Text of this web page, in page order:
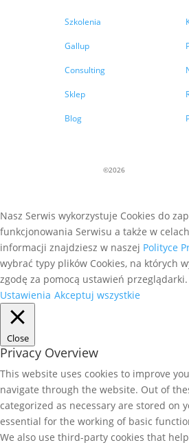
Szkolenia
Gallup
Consulting
Sklep
Blog
Nasz Serwis wykorzystuje Cookies do
funkcjonowania Serwisu a także w
informacji znajdziesz w naszej Polityce
wybrać typy plików Cookies, na których
zgodę za pomocą ustawień przeglądarki.
Ustawienia Akceptuj wszystkie
Close
Privacy Overview
This website uses cookies to improve
navigate through the website. Out of
categorized as necessary are stored on
essential for the working of basic
We also use third-party cookies that